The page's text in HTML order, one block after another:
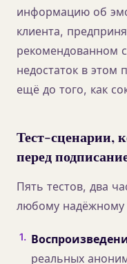
информацию об
клиента,
рекомендованном
недостаток в этом
ещё до того, как
Тест-сценарии,
перед
Пять тестов, два
любому надёжному
1.
реальных